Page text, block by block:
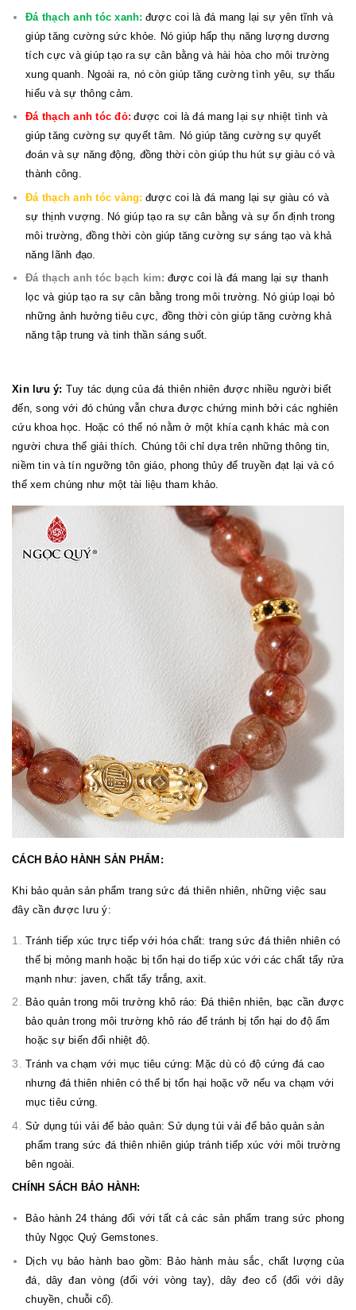
Đá thạch anh tóc xanh: được coi là đá mang lại sự yên tĩnh và
giúp tăng cường sức khỏe. Nó giúp hấp thụ năng lượng dương
tích cực và giúp tạo ra sự cân bằng và hài hòa cho môi trường
xung quanh. Ngoài ra, nó còn giúp tăng cường tình yêu, sự thấu
hiểu và sự thông cảm.
Đá thạch anh tóc đỏ: được coi là đá mang lại sự nhiệt tình và
giúp tăng cường sự quyết tâm. Nó giúp tăng cường sự quyết
đoán và sự năng động, đồng thời còn giúp thu hút sự giàu có và
thành công.
Đá thạch anh tóc vàng: được coi là đá mang lại sự giàu có và
sự thịnh vượng. Nó giúp tạo ra sự cân bằng và sự ổn định trong
môi trường, đồng thời còn giúp tăng cường sự sáng tạo và khả
năng lãnh đạo.
Đá thạch anh tóc bạch kim: được coi là đá mang lại sự thanh
lọc và giúp tạo ra sự cân bằng trong môi trường. Nó giúp loại bỏ
những ảnh hưởng tiêu cực, đồng thời còn giúp tăng cường khả
năng tập trung và tinh thần sáng suốt.
Xin lưu ý: Tuy tác dụng của đá thiên nhiên được nhiều người biết
đến, song với đó chúng vẫn chưa được chứng minh bởi các nghiên
cứu khoa học. Hoặc có thể nó nằm ở một khía cạnh khác mà con
người chưa thể giải thích. Chúng tôi chỉ dựa trên những thông tin,
niềm tin và tín ngưỡng tôn giáo, phong thủy để truyền đạt lại và có
thể xem chúng như một tài liệu tham khảo.
CÁCH BẢO HÀNH SẢN PHẨM:
Khi bảo quản sản phẩm trang sức đá thiên nhiên, những việc sau
đây cần được lưu ý:
Tránh tiếp xúc trực tiếp với hóa chất: trang sức đá thiên nhiên có
thể bị mỏng manh hoặc bị tổn hại do tiếp xúc với các chất tẩy rửa
mạnh như: javen, chất tẩy trắng, axit.
Bảo quản trong môi trường khô ráo: Đá thiên nhiên, bạc cần được
bảo quản trong môi trường khô ráo để tránh bị tổn hại do độ ẩm
hoặc sự biến đổi nhiệt độ.
Tránh va chạm với mục tiêu cứng: Mặc dù có độ cứng đá cao
nhưng đá thiên nhiên có thể bị tổn hại hoặc vỡ nếu va chạm với
mục tiêu cứng.
Sử dụng túi vải để bảo quản: Sử dụng túi vải để bảo quản sản
phẩm trang sức đá thiên nhiên giúp tránh tiếp xúc với môi trường
bên ngoài.
CHÍNH SÁCH BẢO HÀNH:
Bảo hành 24 tháng đối với tất cả các sản phẩm trang sức phong
thủy Ngọc Quý Gemstones.
Dịch vụ bảo hành bao gồm: Bảo hành màu sắc, chất lượng của
đá, dây đan vòng (đối với vòng tay), dây đeo cổ (đối với dây
chuyền, chuỗi cổ).